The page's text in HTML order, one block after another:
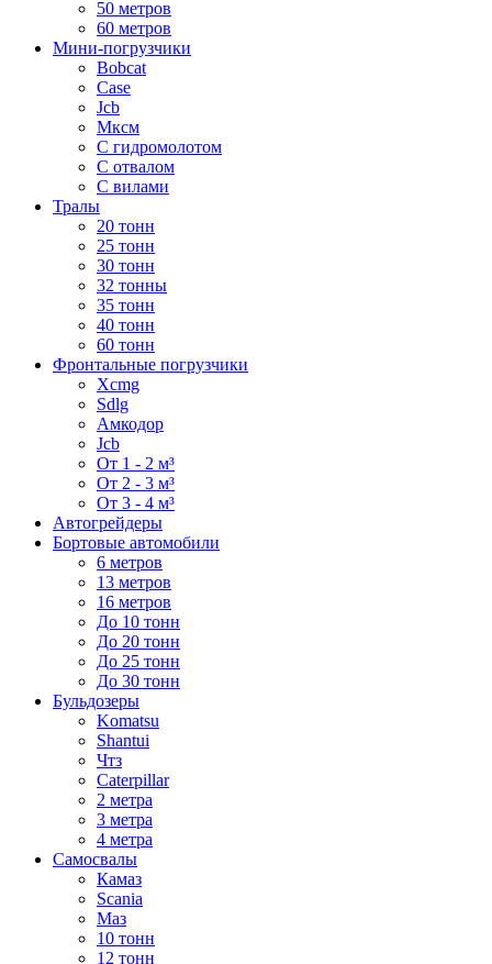
50 метров
60 метров
Мини-погрузчики
Bobcat
Case
Jcb
Мксм
С гидромолотом
С отвалом
С вилами
Тралы
20 тонн
25 тонн
30 тонн
32 тонны
35 тонн
40 тонн
60 тонн
Фронтальные погрузчики
Xcmg
Sdlg
Амкодор
Jcb
От 1 - 2 м³
От 2 - 3 м³
От 3 - 4 м³
Автогрейдеры
Бортовые автомобили
6 метров
13 метров
16 метров
До 10 тонн
До 20 тонн
До 25 тонн
До 30 тонн
Бульдозеры
Komatsu
Shantui
Чтз
Caterpillar
2 метра
3 метра
4 метра
Самосвалы
Камаз
Scania
Маз
10 тонн
12 тонн